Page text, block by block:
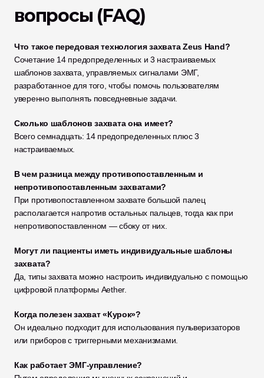
вопросы (FAQ)
Что такое передовая технология захвата Zeus Hand?
Сочетание 14 предопределенных и 3 настраиваемых
шаблонов захвата, управляемых сигналами ЭМГ,
разработанное для того, чтобы помочь пользователям
уверенно выполнять повседневные задачи.
Сколько шаблонов захвата она имеет?
Всего семнадцать: 14 предопределенных плюс 3
настраиваемых.
В чем разница между противопоставленным и
непротивопоставленным захватами?
При противопоставленном захвате большой палец
располагается напротив остальных пальцев, тогда как при
непротивопоставленном — сбоку от них.
Могут ли пациенты иметь индивидуальные шаблоны
захвата?
Да, типы захвата можно настроить индивидуально с помощью
цифровой платформы Aether.
Когда полезен захват «Курок»?
Он идеально подходит для использования пульверизаторов
или приборов с триггерными механизмами.
Как работает ЭМГ-управление?